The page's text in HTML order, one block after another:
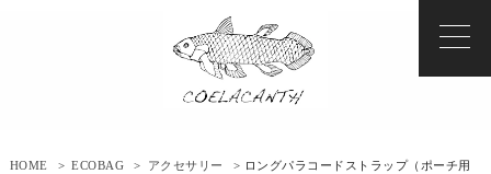
HOME > ECOBAG > アクセサリー
> ロングパラコードストラップ（ポーチ用